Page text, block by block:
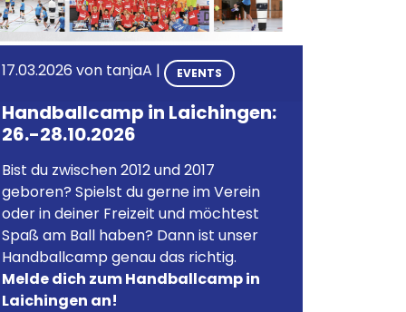
17.03.2026 von tanjaA | EVENTS
Handballcamp in Laichingen:
26.-28.10.2026
Bist du zwischen 2012 und 2017
geboren? Spielst du gerne im Verein
oder in deiner Freizeit und möchtest
Spaß am Ball haben? Dann ist unser
Handballcamp genau das richtig.
Melde dich zum Handballcamp in
Laichingen an!